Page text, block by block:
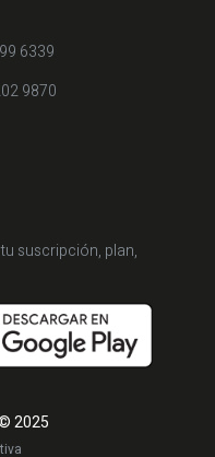
6339
9870
suscripción, plan,
2025